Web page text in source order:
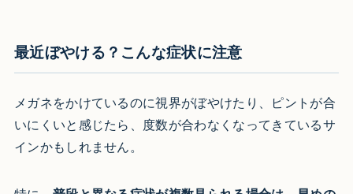
最近ぼやける？こんな症状に注意
メガネをかけているのに視界がぼやけたり、ピントが合
いにくいと感じたら、度数が合わなくなってきているサ
インかもしれません。